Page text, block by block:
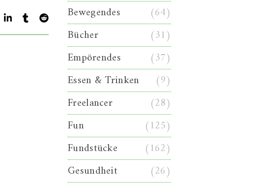
Bewegendes
(64)
Bücher
(31)
Empörendes
(37)
Essen & Trinken
(9)
Freelancer
(28)
Fun
(125)
Fundstücke
(162)
Gesundheit
(26)